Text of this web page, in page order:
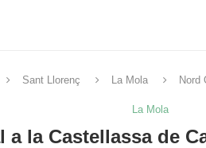
Sant Llorenç La Mola Nord
La Mola
a la Castellassa de